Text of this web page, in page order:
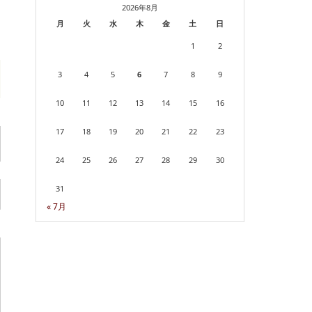
2026年8月
月
火 水 木 金 土 日
1 2
3 4 5 6 7 8 9
10 11 12 13 14 15 16
17 18 19 20 21 22 23
24 25 26 27 28 29 30
31
« 7月